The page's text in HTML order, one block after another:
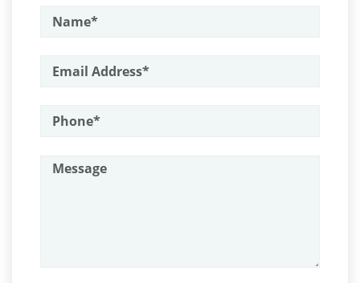
Juvenile Informal Diversion
Juvenile Probation
Asalto Contra un Funcionario Público
Armas Prohibidas en California
Attempted Murder